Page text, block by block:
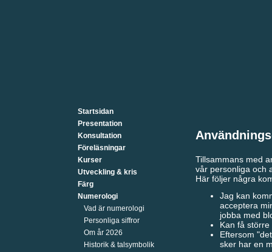
Startsidan
Presentation
Konsultation
Föreläsningar
Kurser
Utveckling & kris
Färg
Numerologi
Vad är numerologi
Personliga siffror
Om år 2026
Historik & talsymbolik
Tillsammans med
vår personliga och
Här följer några
Jag kan
acceptera
jobba med
Kan få
Eftersom
sker har en